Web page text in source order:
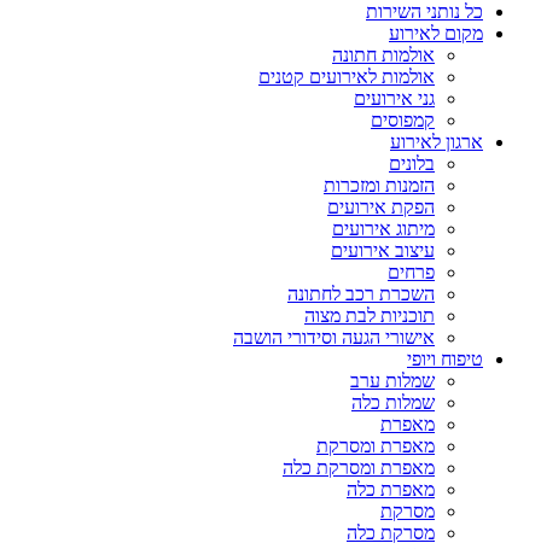
כל נותני השירות
מקום לאירוע
אולמות חתונה
אולמות לאירועים קטנים
גני אירועים
קמפוסים
ארגון לאירוע
בלונים
הזמנות ומזכרות
הפקת אירועים
מיתוג אירועים
עיצוב אירועים
פרחים
השכרת רכב לחתונה
תוכניות לבת מצוה
אישורי הגעה וסידורי הושבה
טיפוח ויופי
שמלות ערב
שמלות כלה
מאפרת
מאפרת ומסרקת
מאפרת ומסרקת כלה
מאפרת כלה
מסרקת
מסרקת כלה